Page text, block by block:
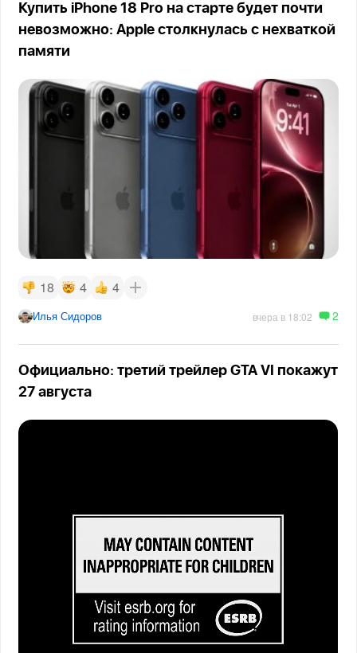
Купить iPhone 18 Pro на старте будет почти
невозможно: Apple столкнулась с нехваткой
памяти
18 4 4
Илья Сидоров вчера в 18:02 2
Официально: третий трейлер GTA VI покажут
27 августа